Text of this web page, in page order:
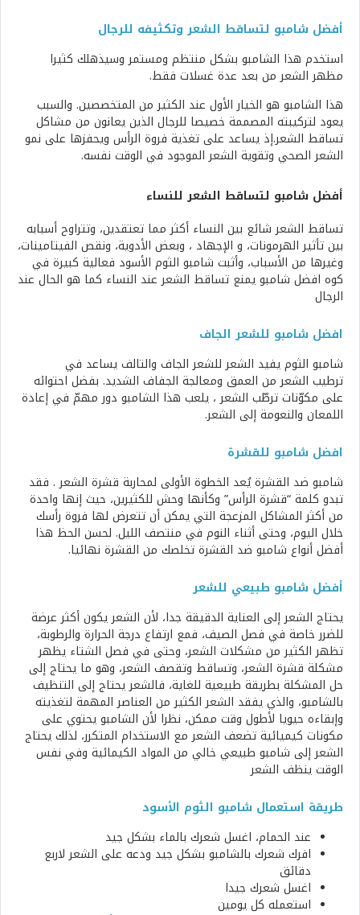
أفضل شامبو لتساقط الشعر وتكثيفه للرجال
استخدم هذا الشامبو بشكل منتظم ومستمر وسيذهلك كثيرا
مظهر الشعر من بعد عدة غسلات فقط.
هذا الشامبو هو الخيار الأول عند الكثير من المتخصصين. والسبب
يعود لتركيبته المصممة خصيصا للرجال الذين يعانون من مشاكل
تساقط الشعر.إذ يساعد على تغذية فروة الرأس ويحفزها على نمو
الشعر الصحي وتقوية الشعر الموجود في الوقت نفسه.
أفضل شامبو لتساقط الشعر للنساء
تساقط الشعر شائع بين النساء أكثر مما تعتقدين، وتتراوح أسبابه
بين تأثير الهرمونات، و الإجهاد ، وبعض الأدوية، ونقص الفيتامينات،
وغيرها من الأسباب، وأثبت شامبو الثوم الأسود فعالية كبيرة في
كوه افضل شامبو يمنع تساقط الشعر عند النساء كما هو الحال عند
الرجال
افضل شامبو للشعر الجاف
شامبو الثوم يفيد الشعر للشعر الجاف والتالف يساعد في
ترطيب الشعر من العمق ومعالجة الجفاف الشديد. بفضل احتوائه
على مكوّنات ترطّب الشعر ، يلعب هذا الشامبو دور مهمّ في إعادة
اللمعان والنعومة إلى الشعر.
افضل شامبو للقشرة
شامبو ضد القشرة يُعد الخطوة الأولى لمحاربة قشرة الشعر . فقد
تبدو كلمة “قشرة الرأس” وكأنها وحش للكثيرين، حيث إنها واحدة
من أكثر المشاكل المزعجة التي يمكن أن تتعرض لها فروة رأسك
خلال اليوم، وحتى أثناء النوم في منتصف الليل. لحسن الحظ هذا
أفضل أنواع شامبو ضد القشرة تخلصك من القشرة نهائيا.
أفضل شامبو طبيعي للشعر
يحتاج الشعر إلى العناية الدقيقة جدا، لأن الشعر يكون أكثر عرضة
للضرر خاصة في فصل الصيف، فمع ارتفاع درجة الحرارة والرطوبة،
تظهر الكثير من مشكلات الشعر، وحتى في فصل الشتاء يظهر
مشكلة قشرة الشعر، وتساقط وتقصف الشعر، وهو ما يحتاج إلى
حل المشكلة بطريقة طبيعية للغاية، فالشعر يحتاج إلى التنظيف
بالشامبو، والذي يفقد الشعر الكثير من العناصر المهمة لتغذيته
وإبقاءه حيويا لأطول وقت ممكن، نظرا لأن الشامبو يحتوي على
مكونات كيميائية تضعف الشعر مع الاستخدام المتكرر، لذلك يحتاج
الشعر إلى شامبو طبيعي خالي من المواد الكيمائية وفي نفس
الوقت ينظف الشعر
طريقة استعمال شامبو الثوم الأسود
عند الحمام، اغسل شعرك بالماء بشكل جيد
افرك شعرك بالشامبو بشكل جيد ودعه على الشعر لاربع
دقائق
اغسل شعرك جيدا
استعمله كل يومين